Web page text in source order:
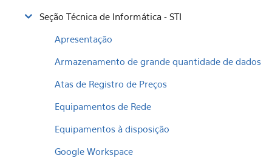
Seção Técnica de Informática - STI
Apresentação
Armazenamento de grande quantidade de dados
Atas de Registro de Preços
Equipamentos de Rede
Equipamentos à disposição
Google Workspace